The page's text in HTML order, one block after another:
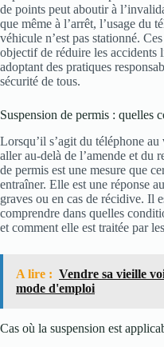
de points peut aboutir à
que même à l’arrêt, l’usage du
véhicule n’est pas stationné.
objectif de réduire les accidents
adoptant des pratiques
sécurité de tous.
Suspension de permis : quelles
Lorsqu’il s’agit du téléphone
aller au-delà de l’amende et du
de permis est une mesure que
entraîner. Elle est une réponse
graves ou en cas de récidive. Il
comprendre dans quelles
et comment elle est traitée par
A lire : Vendre sa vieille
mode d'emploi
Cas où la suspension est